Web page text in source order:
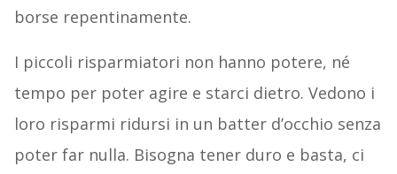
borse repentinamente.
I piccoli risparmiatori non hanno potere, né
tempo per poter agire e starci dietro. Vedono i
loro risparmi ridursi in un batter d’occhio senza
poter far nulla. Bisogna tener duro e basta, ci